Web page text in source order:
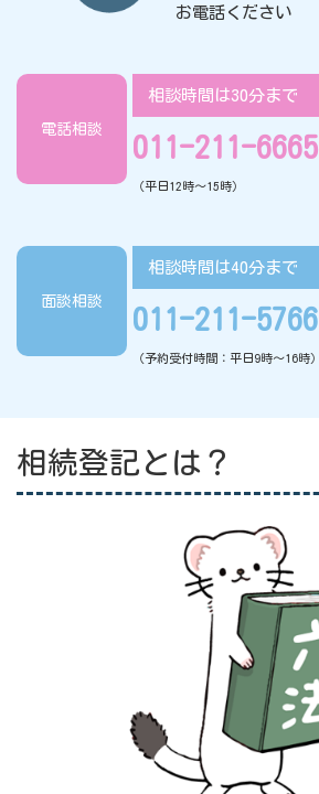
お電話ください
電話相談
相談時間は30分まで
011-211-6665
（平日12時〜15時）
面談相談
相談時間は40分まで
011-211-5766
（予約受付時間：平日9時〜16時）
相続登記とは？